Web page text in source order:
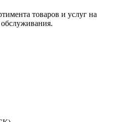
товаров и услуг на